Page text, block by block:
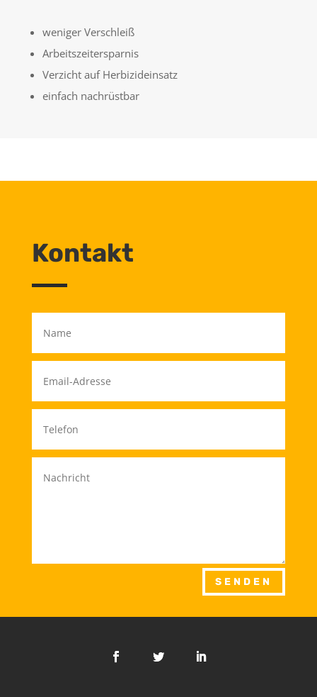
weniger Verschleiß
Arbeitszeitersparnis
Verzicht auf Herbizideinsatz
einfach nachrüstbar
Kontakt
SENDEN